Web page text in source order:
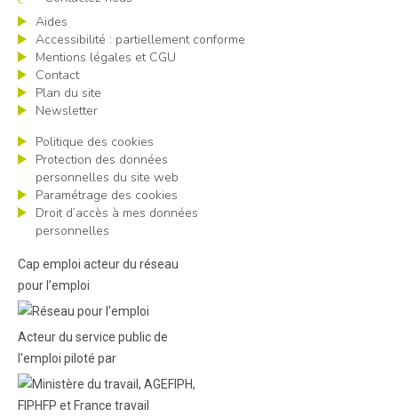
Aides
Accessibilité : partiellement conforme
Mentions légales et CGU
Contact
Plan du site
Newsletter
Politique des cookies
Protection des données
personnelles du site web
Paramétrage des cookies
Droit d’accès à mes données
personnelles
Cap emploi acteur du réseau
pour l’emploi
Acteur du service public de
l'emploi piloté par